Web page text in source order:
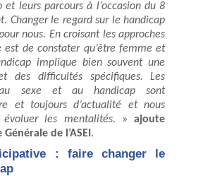
leurs parcours à l’occasion du 8
Changer le regard sur le handicap
nous. En croisant les approches
de constater qu’être femme et
implique bien souvent une
des difficultés spécifiques. Les
au sexe et au handicap sont
et toujours d’actualité et nous
les mentalités.
»ajoute
de l’ASEI .
: faire changer le